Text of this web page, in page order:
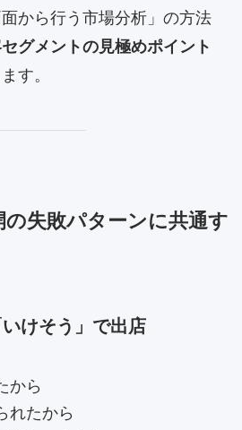
面から行う市場分析」の方法
グメントの見極めポイント
す。
の失敗パターンに共通す
けそう」で出店
から
れたから